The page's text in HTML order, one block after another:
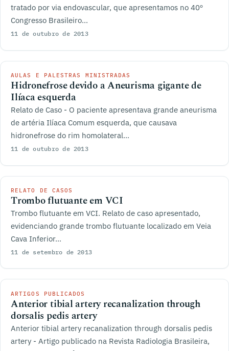
tratado por via endovascular, que apresentamos no 40º
Congresso Brasileiro...
11 de outubro de 2013
AULAS E PALESTRAS MINISTRADAS
Hidronefrose devido a Aneurisma gigante de
Ilíaca esquerda
Relato de Caso - O paciente apresentava grande aneurisma
de artéria Ilíaca Comum esquerda, que causava
hidronefrose do rim homolateral...
11 de outubro de 2013
RELATO DE CASOS
Trombo flutuante em VCI
Trombo flutuante em VCI. Relato de caso apresentado,
evidenciando grande trombo flutuante localizado em Veia
Cava Inferior...
11 de setembro de 2013
ARTIGOS PUBLICADOS
Anterior tibial artery recanalization through
dorsalis pedis artery
Anterior tibial artery recanalization through dorsalis pedis
artery - Artigo publicado na Revista Radiologia Brasileira,